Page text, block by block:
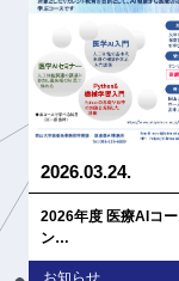
2026.03.24.
2026年度 医療AIコ
ン…
お知らせ